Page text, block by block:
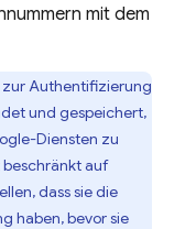
mit dem
Authentifizierung
und gespeichert,
Diensten zu
beschränkt auf
dass sie die
haben, bevor sie